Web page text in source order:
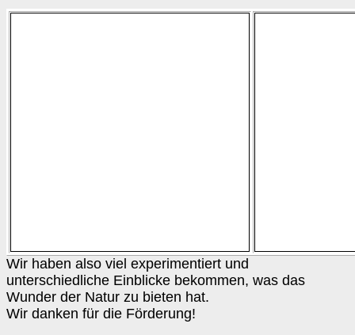
Wir haben also viel experimentiert und
unterschiedliche Einblicke bekommen, was das
Wunder der Natur zu bieten hat.
Wir danken für die Förderung!